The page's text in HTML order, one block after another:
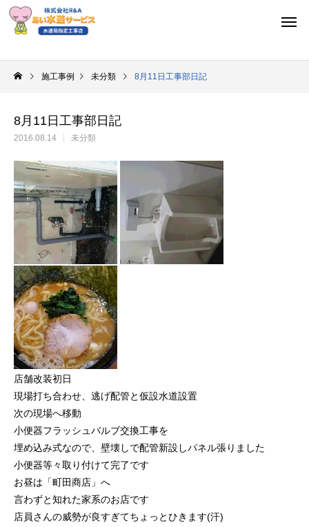
施工事例 未分類 8月11日工事部日記
8月11日工事部日記
2016.08.14 未分類
店舗改装初日
現場打ち合わせ、逃げ配管と仮設水道設置
次の現場へ移動
小便器フラッシュバルブ交換工事を
埋め込み式なので、壁壊しで配管新設しパネル張りました
小便器等々取り付けて完了です
お昼は「町田商店」へ
言わずと知れた家系のお店です
店員さんの威勢が良すぎてちょっとひきます(汗)